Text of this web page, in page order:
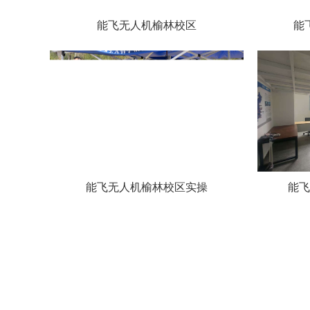
能飞无人机榆林校区 能
能飞无人机榆林校区实操 能